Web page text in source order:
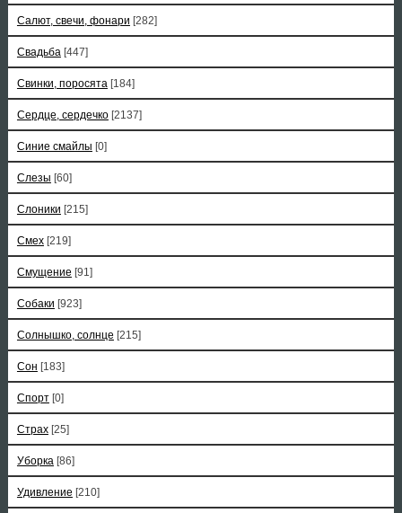
Салют, свечи, фонари [282]
Свадьба [447]
Свинки, поросята [184]
Сердце, сердечко [2137]
Синие смайлы [0]
Слезы [60]
Слоники [215]
Смех [219]
Смущение [91]
Собаки [923]
Солнышко, солнце [215]
Сон [183]
Спорт [0]
Страх [25]
Уборка [86]
Удивление [210]